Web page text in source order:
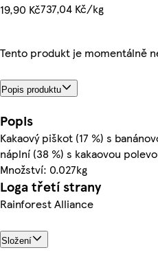
19,90 Kč737,04 Kč/kg
Tento produkt je momentálně
Popis produktu
Popis
Kakaový piškot (17 %) s
náplní (38 %) s kakaovou
Množství: 0.027kg
Loga třetí strany
Rainforest Alliance
Složení